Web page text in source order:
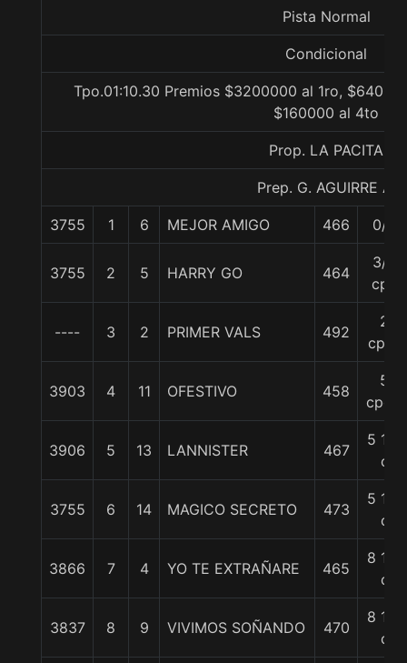
Pista Normal
Condicional
Tpo.01:10.30 Premios $3200000 al 1ro,
$160000 al 4to
Prop. LA PACITA
Prep. G. AGUIRRE A.
3755 1 6 MEJOR AMIGO 466 0/0
3755 2 5 HARRY GO 464
3/4
cpo
---- 3 2 PRIMER VALS 492
2
cpos
3903 4 11 OFESTIVO 458
5
cpos.
3906 5 13 LANNISTER 467
5 1/4
c
3755 6 14 MAGICO SECRETO 473
5 1/4
c
3866 7 4 YO TE EXTRAÑARE 465
8 1/4
c
3837 8 9 VIVIMOS SOÑANDO 470
8 1/4
c